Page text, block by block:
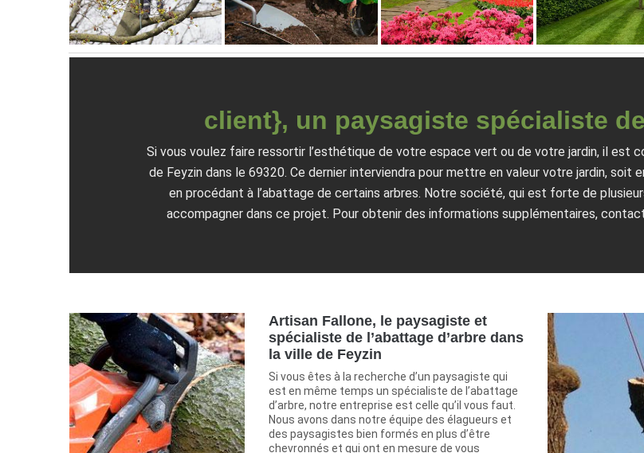
client}, un paysagiste spécialiste de
Si vous voulez faire ressortir l’esthétique de votre espace vert ou de votre jardin, il est
de Feyzin dans le 69320. Ce dernier interviendra pour mettre en valeur votre jardin, soit
en procédant à l’abattage de certains arbres. Notre société, qui est forte de
accompagner dans ce projet. Pour obtenir des informations supplémentaires,
Artisan Fallone, le paysagiste et
spécialiste de l’abattage d’arbre dans
la ville de Feyzin
Si vous êtes à la recherche d’un paysagiste qui
est en même temps un spécialiste de l’abattage
d’arbre, notre entreprise est celle qu’il vous faut.
Nous avons dans notre équipe des élagueurs et
des paysagistes bien formés en plus d’être
chevronnés et qui ont en mesure de vous